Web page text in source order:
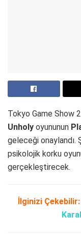
Tokyo Game Show
Unholy oyununun
geleceği onaylandı.
psikolojik korku
gerçekleştirecek.
İlginizi Çekebilir: